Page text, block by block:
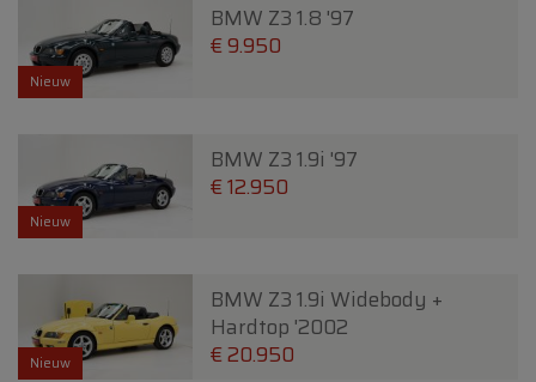
Nieuw
BMW Z3 1.8 '97
€ 9.950
Nieuw
BMW Z3 1.9i '97
€ 12.950
Nieuw
BMW Z3 1.9i Widebody +
Hardtop '2002
€ 20.950